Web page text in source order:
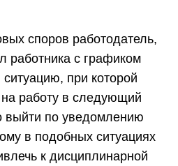
споров работодатель,
работника с графиком
при которой
на работу в следующий
выйти по уведомлению
в подобных ситуациях
к дисциплинарной